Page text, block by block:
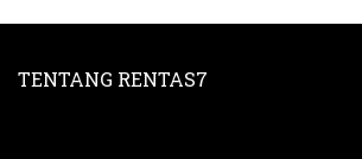
TENTANG RENTAS7